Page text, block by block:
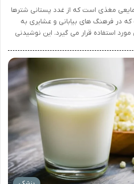
مغذی است که از غدد پستانی شترها
در فرهنگ های بیابانی و عشایری به
استفاده قرار می گیرد. این نوشیدنی